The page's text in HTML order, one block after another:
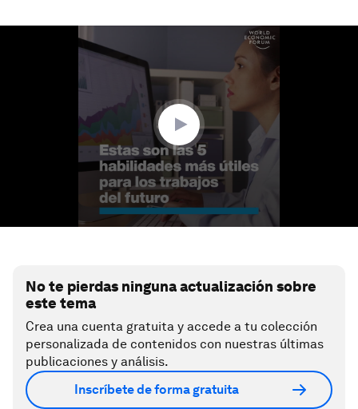
No te pierdas ninguna actualización sobre
este tema
Crea una cuenta gratuita y accede a tu colección
personalizada de contenidos con nuestras últimas
publicaciones y análisis.
Inscríbete de forma gratuita